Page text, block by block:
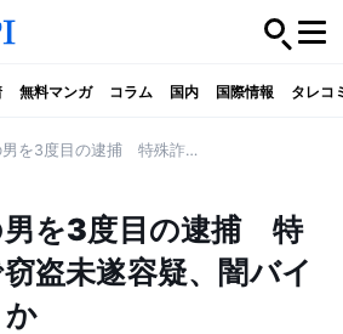
無料マンガ コラム 国内 国際情報 タレコ
陸上自衛官の男を3度目の逮捕 特殊詐欺事件で窃盗未遂容疑、闇バイト「受け子」か
男を3度目の逮捕 特
盗未遂容疑、闇バイ
か